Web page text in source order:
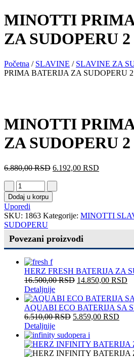
MINOTTI
ZA SUDOPERU
Početna / SLAVINE / SLAVINE ZA
PRIMA BATERIJA ZA SUDOPERU
MINOTTI
ZA SUDOPERU
6.880,00RSD 6.192,00 RSD
Dodaj u korpu
Uporedi
SKU: 1863 Kategorije: MINOTTI
SUDOPERU
Povezani proizvodi
HERZ FRESH BATERIJA ZA
16.500,00RSD 14.850,00 RSD
Detaljnije
AQUABI ECO BATERIJA SA
6.510,00RSD 5.859,00 RSD
Detaljnije